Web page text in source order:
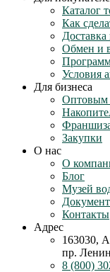
Каталог
Как
Доставка
Обмен и
Условия
Для бизнеса
Оптовым
Закупки
О нас
О
Блог
Музей
Контакты
Адрес
163030,
пр.
8 (800)